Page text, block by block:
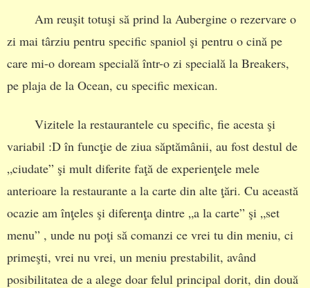
Am reuşit totuşi să prind la Aubergine o rezervare o
zi mai târziu pentru specific spaniol şi pentru o cină pe
care mi-o doream specială într-o zi specială la Breakers,
pe plaja de la Ocean, cu specific mexican.
Vizitele la restaurantele cu specific, fie acesta şi
variabil :D în funcţie de ziua săptămânii, au fost destul de
„ciudate” şi mult diferite faţă de experienţele mele
anterioare la restaurante a la carte din alte ţări. Cu această
ocazie am înţeles şi diferenţa dintre „a la carte” şi „set
menu” , unde nu poţi să comanzi ce vrei tu din meniu, ci
primeşti, vrei nu vrei, un meniu prestabilit, având
posibilitatea de a alege doar felul principal dorit, din două